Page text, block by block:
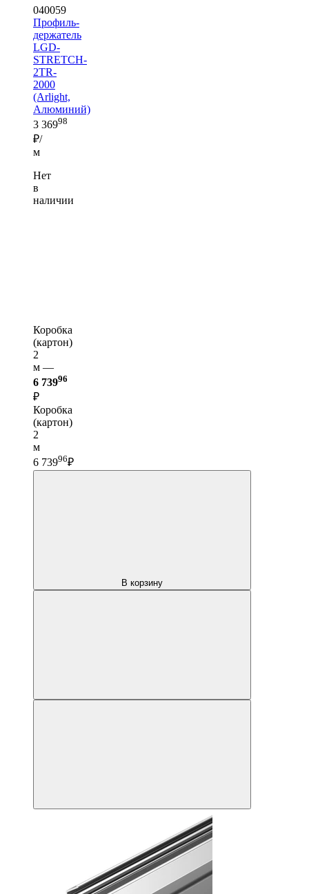
040059
Профиль-
держатель
LGD-
STRETCH-
2TR-
2000
(Arlight,
Алюминий)
3 36998
₽/
м
Нет
в
наличии
Коробка
(картон)
2
м —
6 73996
₽
Коробка
(картон)
2
м
6 73996₽
В корзину